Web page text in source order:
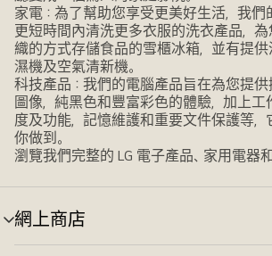
家電：為了幫助您享受更美好生活，我
更短時間內清洗更多衣服的洗衣產品，
織的方式存儲食品的雪櫃冰箱，並有提
濕機及空氣清新機。
科技產品：我們的電腦產品旨在為您提
圖像，純黑色和豐富彩色的體驗，加上
度及功能，記憶維護和重要文件保護等
你做到。
瀏覽我們完整的 LG 電子產品、家用電器
網上商店
選
單